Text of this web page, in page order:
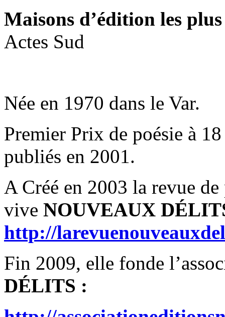
Maisons d’édition les
Actes Sud
Née en 1970 dans le Var.
Premier Prix de poésie à
publiés en 2001.
A Créé en 2003 la revue de
vive NOUVEAUX
http://
Fin 2009, elle fonde
DÉLITS :